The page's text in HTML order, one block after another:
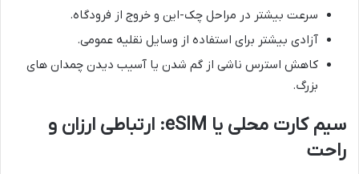
سرعت بیشتر در مراحل چک-این و خروج از فرودگاه.
آزادی بیشتر برای استفاده از وسایل نقلیه عمومی.
کاهش استرس ناشی از گم شدن یا آسیب دیدن چمدان های
بزرگ.
سیم کارت محلی یا eSIM: ارتباطی ارزان و
راحت